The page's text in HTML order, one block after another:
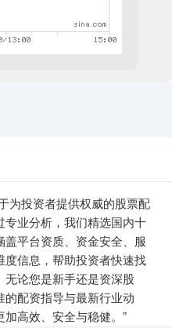
为投资者提供权威的股票配
专业分析，我们精选国内十
平台资质、资金安全、服
信息，帮助投资者快速找
论您是新手还是资深股
配资指导与最新行业动
高效、安全与稳健。”